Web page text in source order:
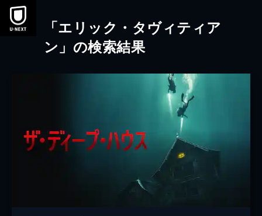
本文へスキップ
「エリック・タヴィティア
ン」の検索結果